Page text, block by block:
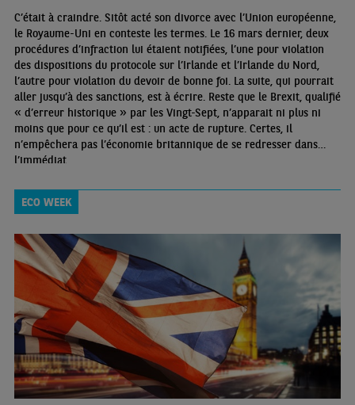
C’était à craindre. Sitôt acté son divorce avec l’Union européenne,
le Royaume-Uni en conteste les termes. Le 16 mars dernier, deux
procédures d’infraction lui étaient notifiées, l’une pour violation
des dispositions du protocole sur l’Irlande et l’Irlande du Nord,
l’autre pour violation du devoir de bonne foi. La suite, qui pourrait
aller jusqu’à des sanctions, est à écrire. Reste que le Brexit, qualifié
« d’erreur historique » par les Vingt-Sept, n’apparait ni plus ni
moins que pour ce qu’il est : un acte de rupture. Certes, il
n’empêchera pas l’économie britannique de se redresser dans
l’immédiat
ECO WEEK